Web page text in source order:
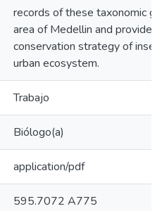
records of these taxonomic
area of Medellin and provide
conservation strategy of
urban ecosystem.
Trabajo
Biólogo(a)
application/pdf
595.7072 A775